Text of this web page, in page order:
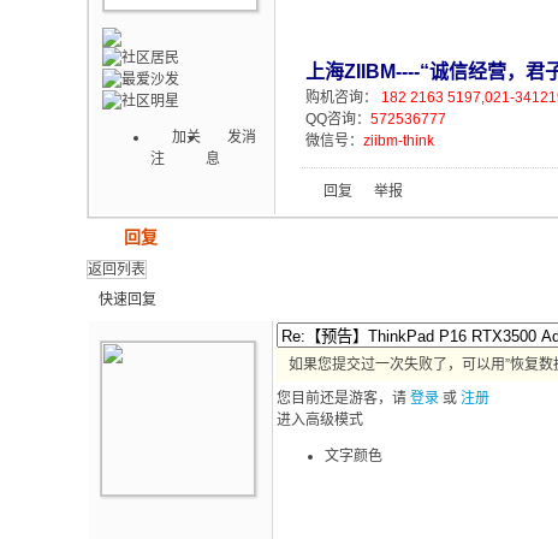
加关
注
发消
息
上海ZIIBM----“诚信经营，君
购机咨询：
182 2163 5197,021-
QQ咨询： 572536777
微信号： ziibm-think
回复 举报
回复
返回列表
快速回复
如果您提交过一次失败了，可以用”恢复数
您目前还是游客，请 登录 或 注册
进入高级模式
文字颜色